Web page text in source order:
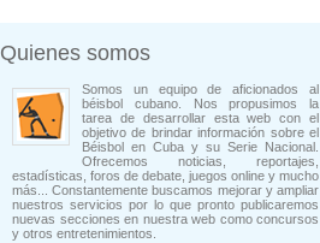
Quienes somos
Somos un equipo de aficionados al
béisbol cubano. Nos propusimos la
tarea de desarrollar esta web con el
objetivo de brindar información sobre el
Béisbol en Cuba y su Serie Nacional.
Ofrecemos noticias, reportajes,
estadísticas, foros de debate, juegos online y mucho
más... Constantemente buscamos mejorar y ampliar
nuestros servicios por lo que pronto publicaremos
nuevas secciones en nuestra web como concursos
y otros entretenimientos.